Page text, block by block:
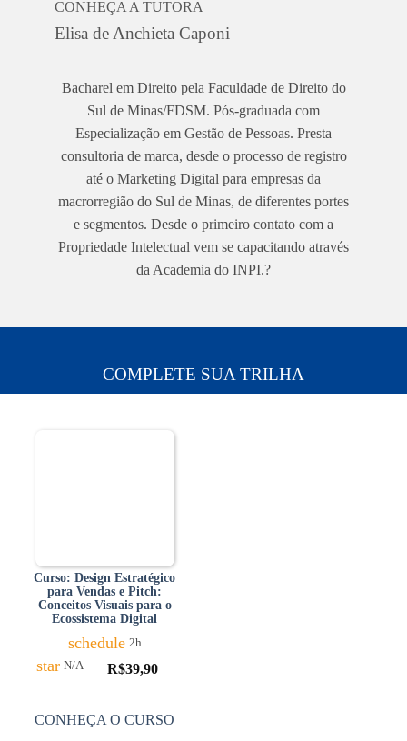
CONHEÇA A TUTORA
Elisa de Anchieta Caponi
Bacharel em Direito pela Faculdade de Direito do
Sul de Minas/FDSM. Pós-graduada com
Especialização em Gestão de Pessoas. Presta
consultoria de marca, desde o processo de registro
até o Marketing Digital para empresas da
macrorregião do Sul de Minas, de diferentes portes
e segmentos. Desde o primeiro contato com a
Propriedade Intelectual vem se capacitando através
da Academia do INPI.?
COMPLETE SUA TRILHA
Curso: Design Estratégico
para Vendas e Pitch:
Conceitos Visuais para o
Ecossistema Digital
schedule 2h
star N/A R$39,90
CONHEÇA O CURSO